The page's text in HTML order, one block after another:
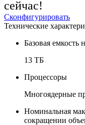
сейчас!
Сконфигурировать
Технические
Базовая емкость
13 ТБ
Процессоры
Многоядерные
Номинальная
сокращении